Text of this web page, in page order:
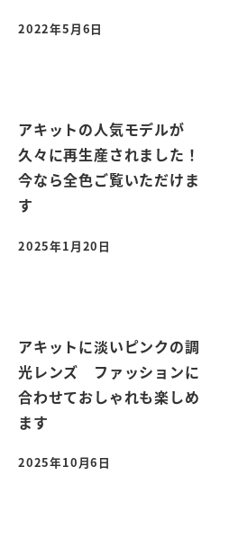
投稿日
2022年5月6日
アキットの人気モデルが
久々に再生産されました！
今なら全色ご覧いただけま
す
投稿日
2025年1月20日
アキットに淡いピンクの調
光レンズ ファッションに
合わせておしゃれも楽しめ
ます
投稿日
2025年10月6日